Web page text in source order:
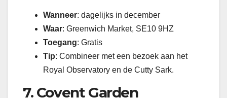
Wanneer: dagelijks in december
Waar: Greenwich Market, SE10 9HZ
Toegang: Gratis
Tip: Combineer met een bezoek aan het
Royal Observatory en de Cutty Sark.
7. Covent Garden